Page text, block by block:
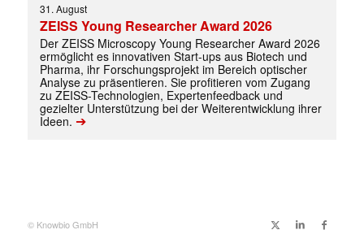
31. August
ZEISS Young Researcher Award 2026
Der ZEISS Microscopy Young Researcher Award 2026
ermöglicht es innovativen Start-ups aus Biotech und
Pharma, ihr Forschungsprojekt im Bereich optischer
Analyse zu präsentieren. Sie profitieren vom Zugang
zu ZEISS-Technologien, Expertenfeedback und
gezielter Unterstützung bei der Weiterentwicklung ihrer
Ideen. ➔
© Knowbio GmbH